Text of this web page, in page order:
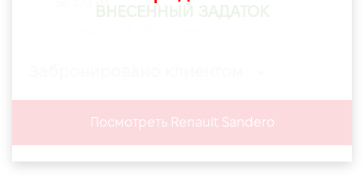
ВНЕСЕННЫЙ ЗАДАТОК
58 270 км
Посмотреть Renault Sandero